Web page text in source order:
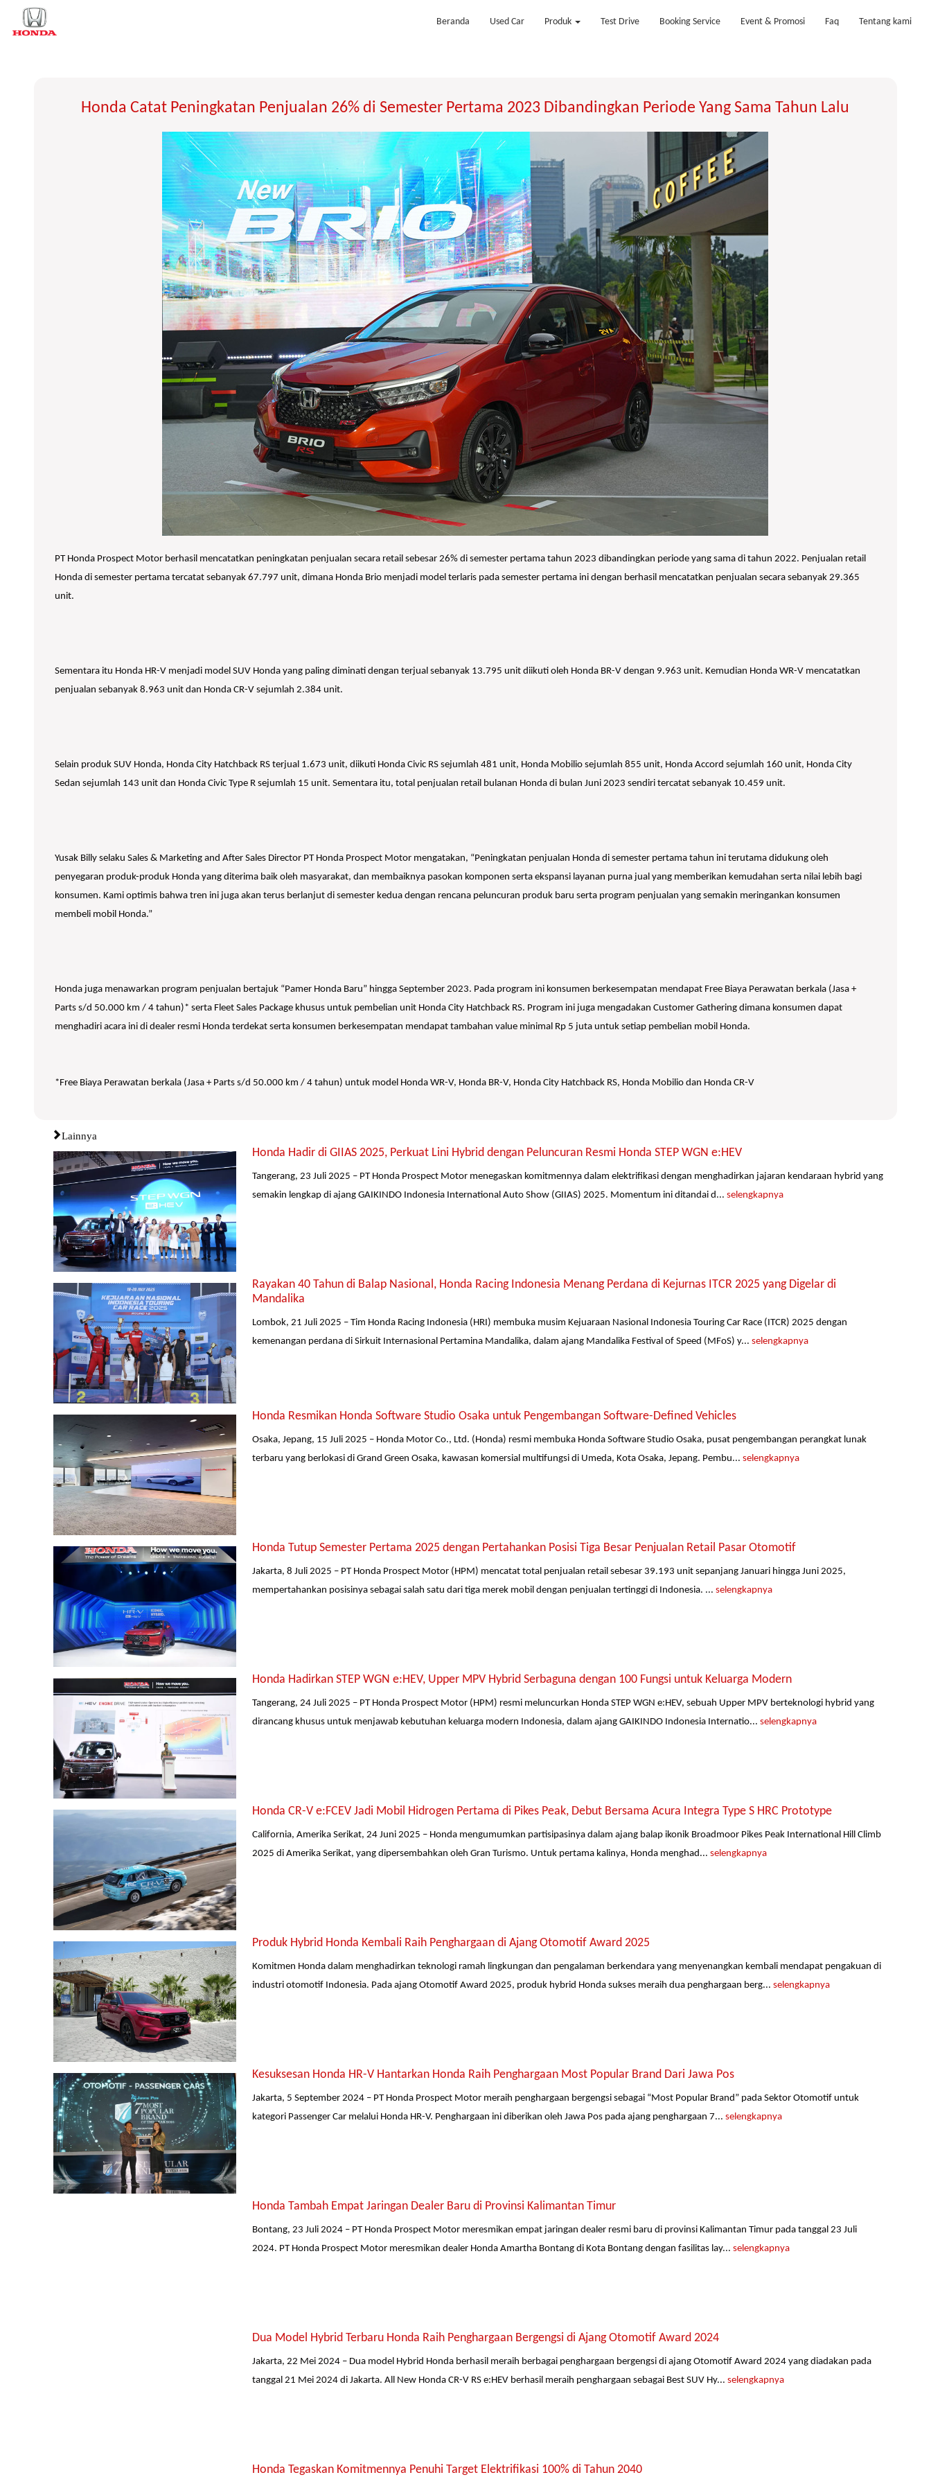
Beranda Used Car Produk Test Drive Booking Service Event & Promosi Faq Tentang kami
Honda Catat Peningkatan Penjualan 26% di Semester Pertama 2023 Dibandingkan Periode Yang Sama Tahun Lalu
PT Honda Prospect Motor berhasil mencatatkan peningkatan penjualan secara retail sebesar 26% di semester pertama tahun 2023 dibandingkan periode yang sama di tahun 2022. Penjualan retail
Honda di semester pertama tercatat sebanyak 67.797 unit, dimana Honda Brio menjadi model terlaris pada semester pertama ini dengan berhasil mencatatkan penjualan secara sebanyak 29.365
unit.
Sementara itu Honda HR-V menjadi model SUV Honda yang paling diminati dengan terjual sebanyak 13.795 unit diikuti oleh Honda BR-V dengan 9.963 unit. Kemudian Honda WR-V mencatatkan
penjualan sebanyak 8.963 unit dan Honda CR-V sejumlah 2.384 unit.
Selain produk SUV Honda, Honda City Hatchback RS terjual 1.673 unit, diikuti Honda Civic RS sejumlah 481 unit, Honda Mobilio sejumlah 855 unit, Honda Accord sejumlah 160 unit, Honda City
Sedan sejumlah 143 unit dan Honda Civic Type R sejumlah 15 unit. Sementara itu, total penjualan retail bulanan Honda di bulan Juni 2023 sendiri tercatat sebanyak 10.459 unit.
Yusak Billy selaku Sales & Marketing and After Sales Director PT Honda Prospect Motor mengatakan, “Peningkatan penjualan Honda di semester pertama tahun ini terutama didukung oleh
penyegaran produk-produk Honda yang diterima baik oleh masyarakat, dan membaiknya pasokan komponen serta ekspansi layanan purna jual yang memberikan kemudahan serta nilai lebih bagi
konsumen. Kami optimis bahwa tren ini juga akan terus berlanjut di semester kedua dengan rencana peluncuran produk baru serta program penjualan yang semakin meringankan konsumen
membeli mobil Honda.”
Honda juga menawarkan program penjualan bertajuk “Pamer Honda Baru” hingga September 2023. Pada program ini konsumen berkesempatan mendapat Free Biaya Perawatan berkala (Jasa +
Parts s/d 50.000 km / 4 tahun)* serta Fleet Sales Package khusus untuk pembelian unit Honda City Hatchback RS. Program ini juga mengadakan Customer Gathering dimana konsumen dapat
menghadiri acara ini di dealer resmi Honda terdekat serta konsumen berkesempatan mendapat tambahan value minimal Rp 5 juta untuk setiap pembelian mobil Honda.
*Free Biaya Perawatan berkala (Jasa + Parts s/d 50.000 km / 4 tahun) untuk model Honda WR-V, Honda BR-V, Honda City Hatchback RS, Honda Mobilio dan Honda CR-V
Lainnya
Honda Hadir di GIIAS 2025, Perkuat Lini Hybrid dengan Peluncuran Resmi Honda STEP WGN e:HEV
Tangerang, 23 Juli 2025 – PT Honda Prospect Motor menegaskan komitmennya dalam elektrifikasi dengan menghadirkan jajaran kendaraan hybrid yang
semakin lengkap di ajang GAIKINDO Indonesia International Auto Show (GIIAS) 2025. Momentum ini ditandai d... selengkapnya
Rayakan 40 Tahun di Balap Nasional, Honda Racing Indonesia Menang Perdana di Kejurnas ITCR 2025 yang Digelar di
Mandalika
Lombok, 21 Juli 2025 – Tim Honda Racing Indonesia (HRI) membuka musim Kejuaraan Nasional Indonesia Touring Car Race (ITCR) 2025 dengan
kemenangan perdana di Sirkuit Internasional Pertamina Mandalika, dalam ajang Mandalika Festival of Speed (MFoS) y... selengkapnya
Honda Resmikan Honda Software Studio Osaka untuk Pengembangan Software-Defined Vehicles
Osaka, Jepang, 15 Juli 2025 – Honda Motor Co., Ltd. (Honda) resmi membuka Honda Software Studio Osaka, pusat pengembangan perangkat lunak
terbaru yang berlokasi di Grand Green Osaka, kawasan komersial multifungsi di Umeda, Kota Osaka, Jepang. Pembu... selengkapnya
Honda Tutup Semester Pertama 2025 dengan Pertahankan Posisi Tiga Besar Penjualan Retail Pasar Otomotif
Jakarta, 8 Juli 2025 – PT Honda Prospect Motor (HPM) mencatat total penjualan retail sebesar 39.193 unit sepanjang Januari hingga Juni 2025,
mempertahankan posisinya sebagai salah satu dari tiga merek mobil dengan penjualan tertinggi di Indonesia. ... selengkapnya
Honda Hadirkan STEP WGN e:HEV, Upper MPV Hybrid Serbaguna dengan 100 Fungsi untuk Keluarga Modern
Tangerang, 24 Juli 2025 – PT Honda Prospect Motor (HPM) resmi meluncurkan Honda STEP WGN e:HEV, sebuah Upper MPV berteknologi hybrid yang
dirancang khusus untuk menjawab kebutuhan keluarga modern Indonesia, dalam ajang GAIKINDO Indonesia Internatio... selengkapnya
Honda CR-V e:FCEV Jadi Mobil Hidrogen Pertama di Pikes Peak, Debut Bersama Acura Integra Type S HRC Prototype
California, Amerika Serikat, 24 Juni 2025 – Honda mengumumkan partisipasinya dalam ajang balap ikonik Broadmoor Pikes Peak International Hill Climb
2025 di Amerika Serikat, yang dipersembahkan oleh Gran Turismo. Untuk pertama kalinya, Honda menghad... selengkapnya
Produk Hybrid Honda Kembali Raih Penghargaan di Ajang Otomotif Award 2025
Komitmen Honda dalam menghadirkan teknologi ramah lingkungan dan pengalaman berkendara yang menyenangkan kembali mendapat pengakuan di
industri otomotif Indonesia. Pada ajang Otomotif Award 2025, produk hybrid Honda sukses meraih dua penghargaan berg... selengkapnya
Kesuksesan Honda HR-V Hantarkan Honda Raih Penghargaan Most Popular Brand Dari Jawa Pos
Jakarta, 5 September 2024 – PT Honda Prospect Motor meraih penghargaan bergengsi sebagai “Most Popular Brand” pada Sektor Otomotif untuk
kategori Passenger Car melalui Honda HR-V. Penghargaan ini diberikan oleh Jawa Pos pada ajang penghargaan 7... selengkapnya
Honda Tambah Empat Jaringan Dealer Baru di Provinsi Kalimantan Timur
Bontang, 23 Juli 2024 – PT Honda Prospect Motor meresmikan empat jaringan dealer resmi baru di provinsi Kalimantan Timur pada tanggal 23 Juli
2024. PT Honda Prospect Motor meresmikan dealer Honda Amartha Bontang di Kota Bontang dengan fasilitas lay... selengkapnya
Dua Model Hybrid Terbaru Honda Raih Penghargaan Bergengsi di Ajang Otomotif Award 2024
Jakarta, 22 Mei 2024 – Dua model Hybrid Honda berhasil meraih berbagai penghargaan bergengsi di ajang Otomotif Award 2024 yang diadakan pada
tanggal 21 Mei 2024 di Jakarta. All New Honda CR-V RS e:HEV berhasil meraih penghargaan sebagai Best SUV Hy... selengkapnya
Honda Tegaskan Komitmennya Penuhi Target Elektrifikasi 100% di Tahun 2040